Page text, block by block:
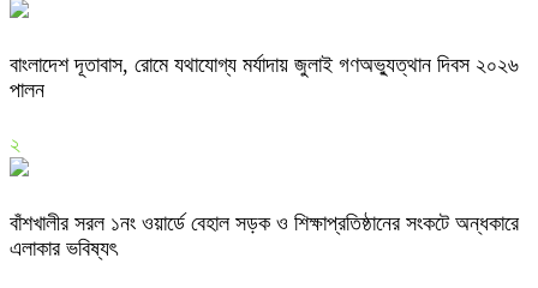
বাংলাদেশ দূতাবাস, রোমে যথাযোগ্য মর্যাদায় জুলাই গণঅভ্যুত্থান দিবস ২০২৬
পালন
২
বাঁশখালীর সরল ১নং ওয়ার্ডে বেহাল সড়ক ও শিক্ষাপ্রতিষ্ঠানের সংকটে অন্ধকারে
এলাকার ভবিষ্যৎ